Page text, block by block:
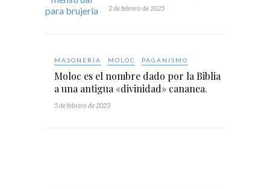
2 de febrero de 2025
MASONERÍA MOLOC PAGANISMO
Moloc es el nombre dado por la Biblia
a una antigua «divinidad» cananea.
5 de febrero de 2023